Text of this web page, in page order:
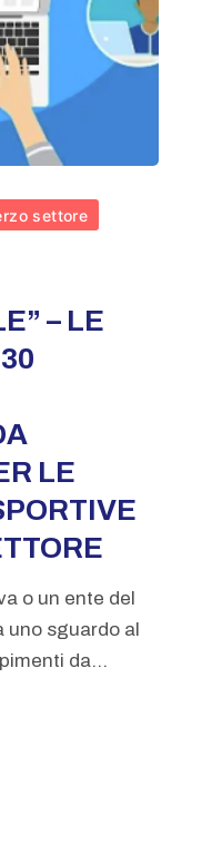
settore
– LE
LE
o un ente del
uno sguardo al
da...